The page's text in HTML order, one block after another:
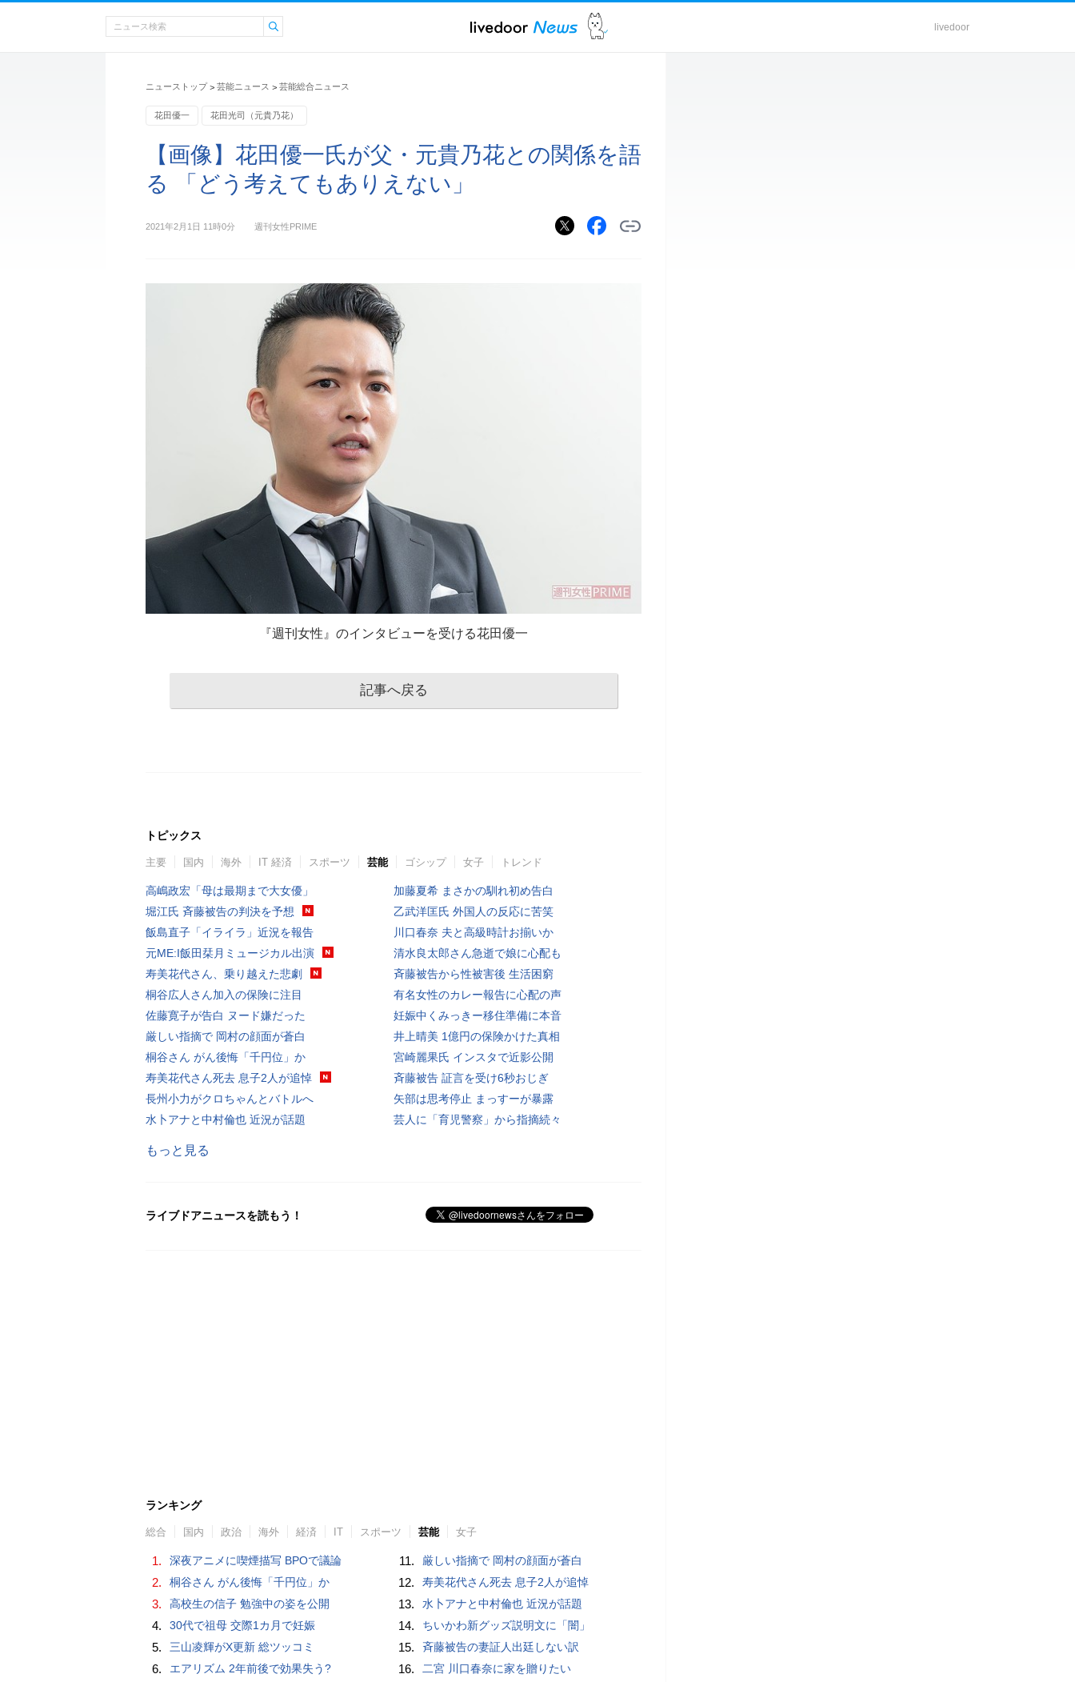
livedoor
ニューストップ > 芸能ニュース > 芸能総合ニュース
花田優一 花田光司（元貴乃花）
【画像】花田優一氏が父・元貴乃花との関係を語
る 「どう考えてもありえない」
2021年2月1日 11時0分 週刊女性PRIME
『週刊女性』のインタビューを受ける花田優一
記事へ戻る
トピックス
主要 国内 海外 IT 経済 スポーツ 芸能 ゴシップ 女子 トレンド
高嶋政宏「母は最期まで大女優」
堀江氏 斉藤被告の判決を予想
飯島直子「イライラ」近況を報告
元ME:I飯田栞月ミュージカル出演
寿美花代さん、乗り越えた悲劇
桐谷広人さん加入の保険に注目
佐藤寛子が告白 ヌード嫌だった
厳しい指摘で 岡村の顔面が蒼白
桐谷さん がん後悔「千円位」か
寿美花代さん死去 息子2人が追悼
長州小力がクロちゃんとバトルへ
水卜アナと中村倫也 近況が話題
加藤夏希 まさかの馴れ初め告白
乙武洋匡氏 外国人の反応に苦笑
川口春奈 夫と高級時計お揃いか
清水良太郎さん急逝で娘に心配も
斉藤被告から性被害後 生活困窮
有名女性のカレー報告に心配の声
妊娠中くみっきー移住準備に本音
井上晴美 1億円の保険かけた真相
宮崎麗果氏 インスタで近影公開
斉藤被告 証言を受け6秒おじぎ
矢部は思考停止 まっすーが暴露
芸人に「育児警察」から指摘続々
もっと見る
ライブドアニュースを読もう！
ランキング
総合 国内 政治 海外 経済 IT スポーツ 芸能 女子
1. 深夜アニメに喫煙描写 BPOで議論
2. 桐谷さん がん後悔「千円位」か
3. 高校生の信子 勉強中の姿を公開
4. 30代で祖母 交際1カ月で妊娠
5. 三山凌輝がX更新 総ツッコミ
6. エアリズム 2年前後で効果失う?
11. 厳しい指摘で 岡村の顔面が蒼白
12. 寿美花代さん死去 息子2人が追悼
13. 水卜アナと中村倫也 近況が話題
14. ちいかわ新グッズ説明文に「闇」
15. 斉藤被告の妻証人出廷しない訳
16. 二宮 川口春奈に家を贈りたい